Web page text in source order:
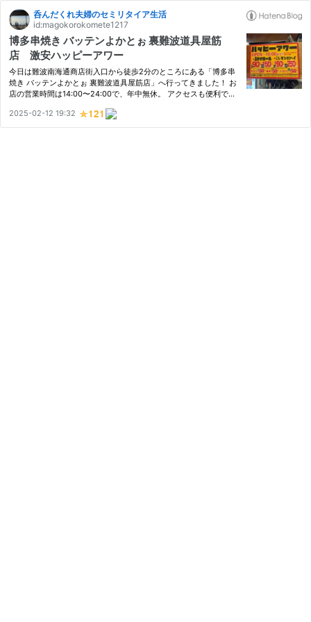
呑んだくれ夫婦のセミリタイア生活
id:magokorokomete1217
博多串焼き バッテンよかとぉ 裏難波道具屋筋
店 激安ハッピーアワー
今日は難波南海通商店街入口から徒歩2分のところにある「博多串
焼き バッテンよかとぉ 裏難波道具屋筋店」へ行ってきました！ お
店の営業時間は14:00〜24:00で、年中無休。 アクセスも便利で、
しめるのは、ハッピーアワーの時間帯。 14:00〜18:00の間、強
炭…
2025-02-12 19:32